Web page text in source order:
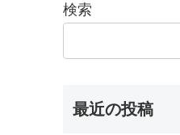
検索
最近の投稿